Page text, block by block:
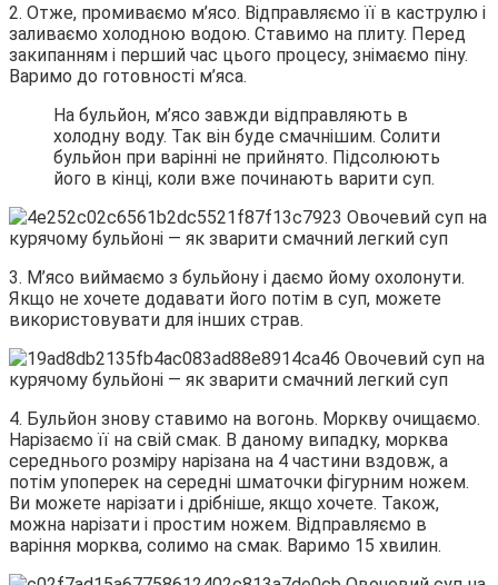
2. Отже, промиваємо м’ясо. Відправляємо її в каструлю і
заливаємо холодною водою. Ставимо на плиту. Перед
закипанням і перший час цього процесу, знімаємо піну.
Варимо до готовності м’яса.
На бульйон, м’ясо завжди відправляють в
холодну воду. Так він буде смачнішим. Солити
бульйон при варінні не прийнято. Підсолюють
його в кінці, коли вже починають варити суп.
3. М’ясо виймаємо з бульйону і даємо йому охолонути.
Якщо не хочете додавати його потім в суп, можете
використовувати для інших страв.
4. Бульйон знову ставимо на вогонь. Моркву очищаємо.
Нарізаємо її на свій смак. В даному випадку, морква
середнього розміру нарізана на 4 частини вздовж, а
потім упоперек на середні шматочки фігурним ножем.
Ви можете нарізати і дрібніше, якщо хочете. Також,
можна нарізати і простим ножем. Відправляємо в
варіння морква, солимо на смак. Варимо 15 хвилин.